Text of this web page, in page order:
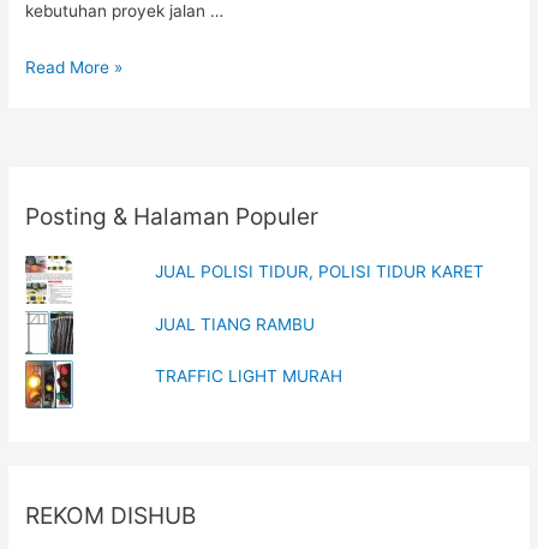
kebutuhan proyek jalan …
Delineator
Plastik,
Delineator
Plastik
Terbaru
Read More »
Posting & Halaman Populer
JUAL POLISI TIDUR, POLISI TIDUR KARET
JUAL TIANG RAMBU
TRAFFIC LIGHT MURAH
REKOM DISHUB